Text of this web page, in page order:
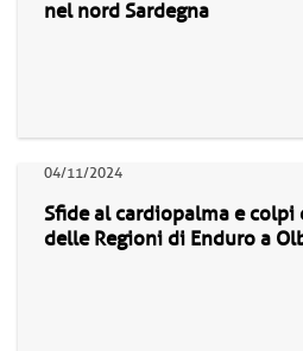
nel nord Sardegna
04/11/2024
Sfide al cardiopalma e colpi
delle Regioni di Enduro a